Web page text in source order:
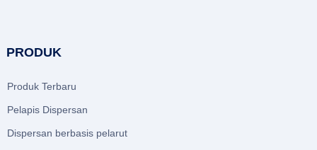
PRODUK
Produk Terbaru
Pelapis Dispersan
Dispersan berbasis pelarut